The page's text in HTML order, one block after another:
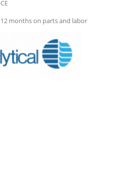
CE
12 months on parts and labor